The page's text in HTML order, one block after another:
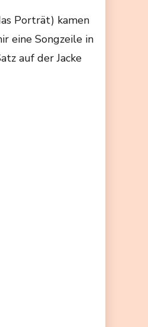
Porträt) kamen
eine Songzeile in
auf der Jacke